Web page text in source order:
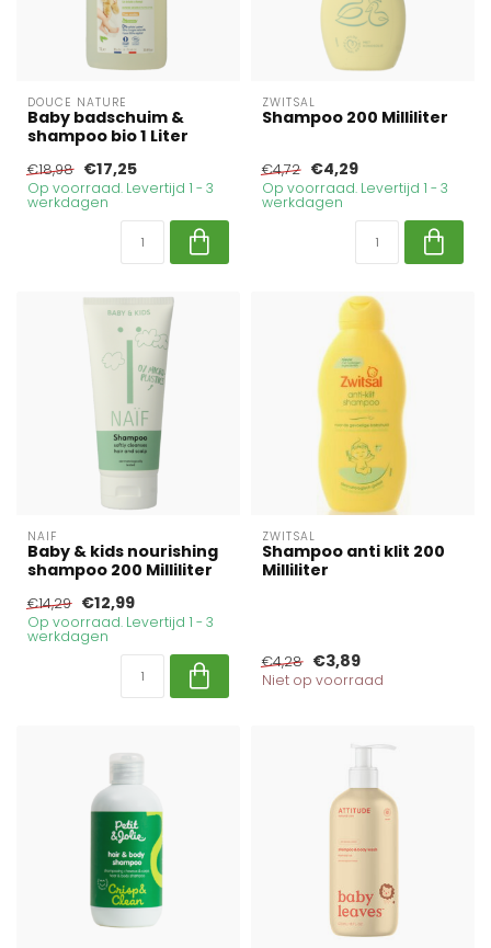
DOUCE NATURE
Baby badschuim &
shampoo bio 1 Liter
€18,98 €17,25
Op voorraad. Levertijd 1 - 3
werkdagen
ZWITSAL
Shampoo 200 Milliliter
€4,72 €4,29
Op voorraad. Levertijd 1 - 3
werkdagen
NAIF
Baby & kids nourishing
shampoo 200 Milliliter
€14,29 €12,99
Op voorraad. Levertijd 1 - 3
werkdagen
ZWITSAL
Shampoo anti klit 200
Milliliter
€4,28 €3,89
Niet op voorraad